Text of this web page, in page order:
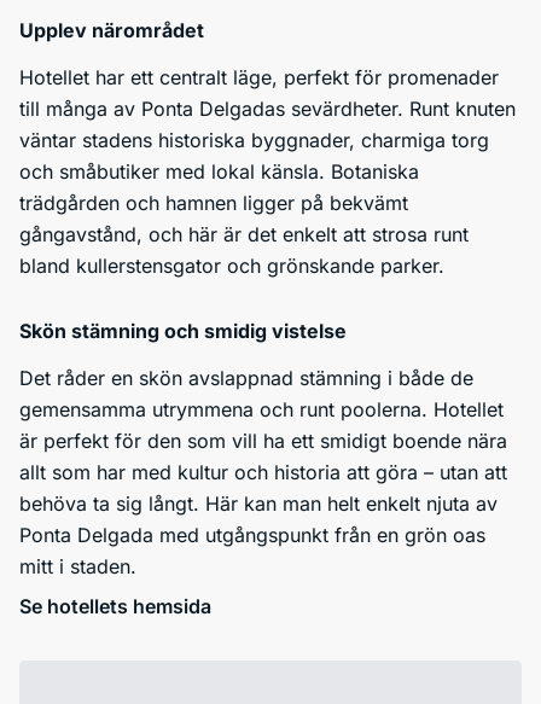
Upplev närområdet
Hotellet har ett centralt läge, perfekt för promenader
till många av Ponta Delgadas sevärdheter. Runt knuten
väntar stadens historiska byggnader, charmiga torg
och småbutiker med lokal känsla. Botaniska
trädgården och hamnen ligger på bekvämt
gångavstånd, och här är det enkelt att strosa runt
bland kullerstensgator och grönskande parker.
Skön stämning och smidig vistelse
Det råder en skön avslappnad stämning i både de
gemensamma utrymmena och runt poolerna. Hotellet
är perfekt för den som vill ha ett smidigt boende nära
allt som har med kultur och historia att göra – utan att
behöva ta sig långt. Här kan man helt enkelt njuta av
Ponta Delgada med utgångspunkt från en grön oas
mitt i staden.
Se hotellets hemsida